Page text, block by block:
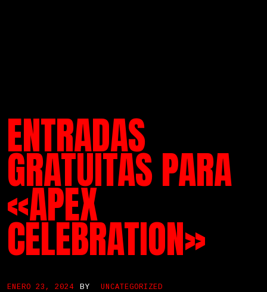
ENTRADAS
GRATUITAS PARA
«APEX
CELEBRATION»
ENERO 23, 2024 BY UNCATEGORIZED